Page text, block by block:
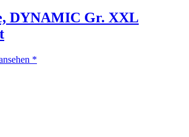
DYNAMIC Gr. XXL
*